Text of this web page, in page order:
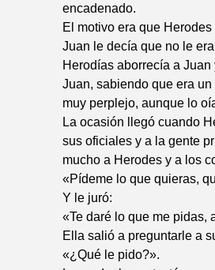
encadenado.
El motivo era que
Juan le decía que no le
Herodías aborrecía a
Juan, sabiendo que era
muy perplejo, aunque lo
La ocasión llegó cuando
sus oficiales y a la gente
mucho a Herodes y a los
«Pídeme lo que quieras,
Y le juró:
«Te daré lo que me pidas,
Ella salió a preguntarle a
«¿Qué le pido?».